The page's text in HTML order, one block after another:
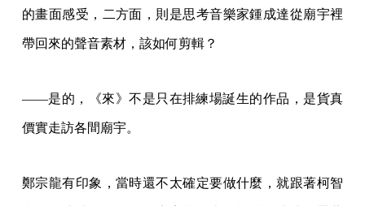
的畫面感受，二方面，則是思考音樂家鍾成達從廟宇裡
帶回來的聲音素材，該如何剪輯？
——是的，《來》不是只在排練場誕生的作品，是貨真
價實走訪各間廟宇。
鄭宗龍有印象，當時還不太確定要做什麼，就跟著柯智